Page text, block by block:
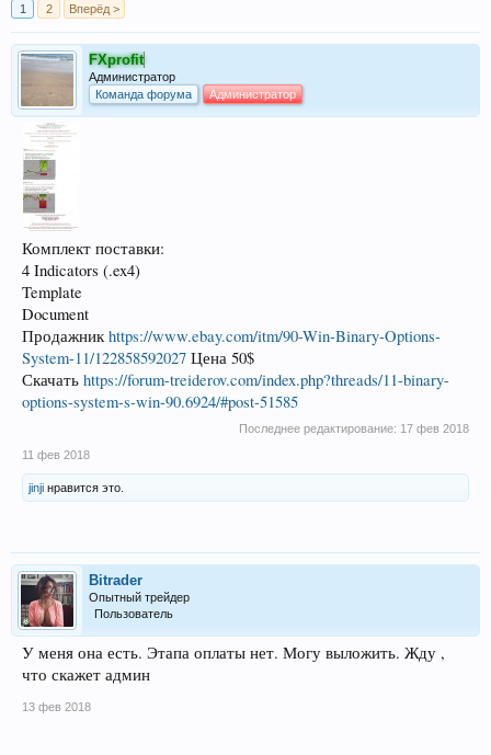
1 2 Вперёд >
FXprofit
Администратор
Команда форума
Администратор
Комплект поставки:
4 Indicators (.ex4)
Template
Document
Продажникhttps://www.ebay.com/itm/90-Win-Binary-Options-
System-11/122858592027 Цена 50$
Скачать https://forum-treiderov.com/index.php?threads/11-binary-
options-system-s-win-90.6924/#post-51585
Последнее редактирование: 17 фев 2018
11 фев 2018
jinji нравится это.
Bitrader
Опытный трейдер
Пользователь
У меня она есть. Этапа оплаты нет. Могу выложить. Жду ,
что скажет админ
13 фев 2018